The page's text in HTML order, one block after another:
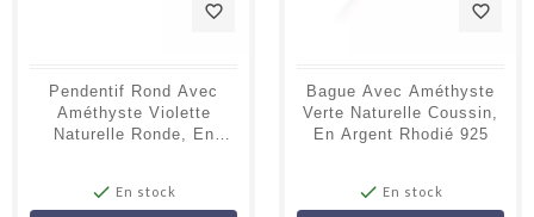
favorite_border
Pendentif Rond Avec
Améthyste Violette
Naturelle Ronde, En
 En stock
favorite_border
Bague Avec Améthyste
Verte Naturelle Coussin,
En Argent Rhodié 925
 En stock